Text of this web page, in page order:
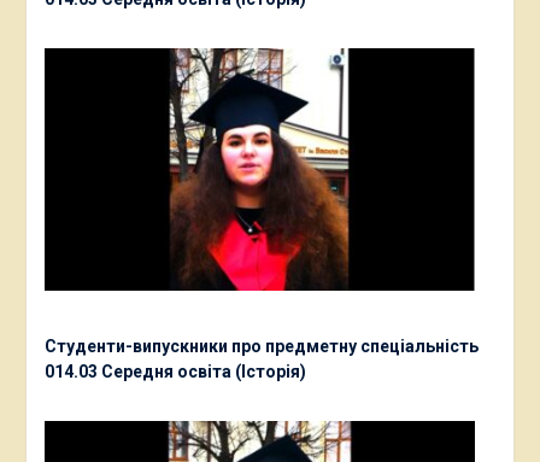
Студенти-випускники про предметну спеціальність
014.03 Середня освіта (Історія)